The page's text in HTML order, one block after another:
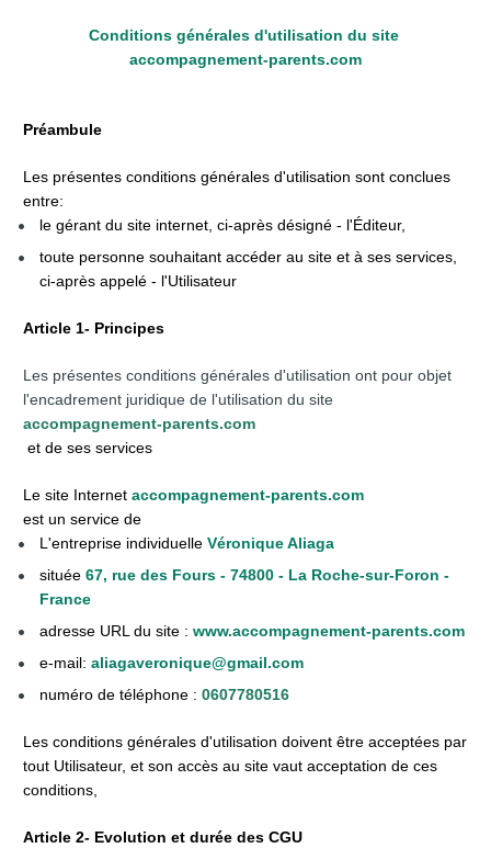
Conditions générales d'utilisation du site
accompagnement-parents.com
Préambule
Les présentes conditions générales d'utilisation sont conclues
entre:
le gérant du site internet, ci-après désigné - l'Éditeur,
toute personne souhaitant accéder au site et à ses services,
ci-après appelé - l'Utilisateur
Article 1- Principes
Les présentes conditions générales d'utilisation ont pour objet
accompagnement-parents.com
et de ses services
Le site Internet accompagnement-parents.com
est un service de
L'entreprise individuelle Véronique Aliaga
située 67, rue des Fours - 74800 - La Roche-sur-Foron -
France
adresse URL du site : www.accompagnement-parents.com
e-mail: aliagaveronique@gmail.com
numéro de téléphone : 0607780516
Les conditions générales d'utilisation doivent être acceptées par
tout Utilisateur, et son accès au site vaut acceptation de ces
conditions,
Article 2- Evolution et durée des CGU